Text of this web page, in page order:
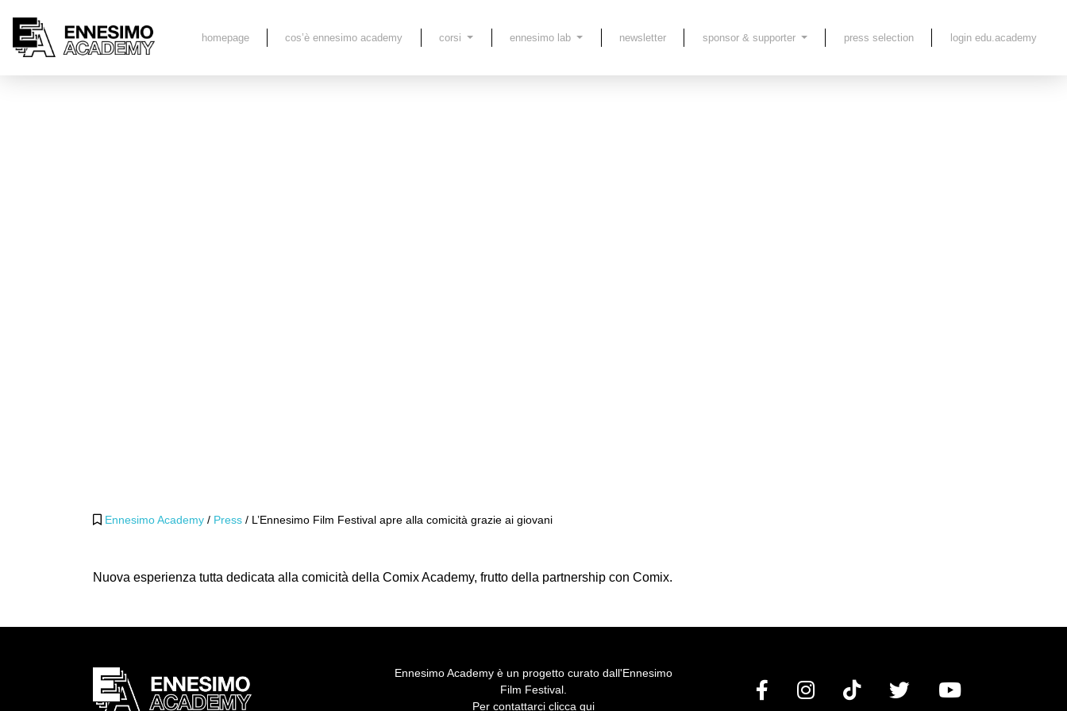
homepage cos’è ennesimo academy corsi ennesimo lab newsletter sponsor & supporter press selection login edu.academy
Ennesimo Academy / Press / L’Ennesimo Film Festival apre alla comicità grazie ai giovani
Nuova esperienza tutta dedicata alla comicità della Comix Academy, frutto della partnership con Comix.
Ennesimo Academy è un progetto curato dall'Ennesimo
Film Festival.
Per contattarci clicca qui